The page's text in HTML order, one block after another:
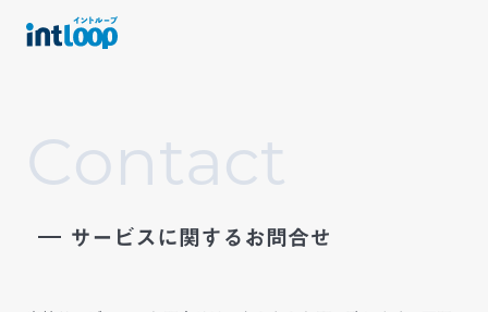
Contact
サービスに関するお問合せ